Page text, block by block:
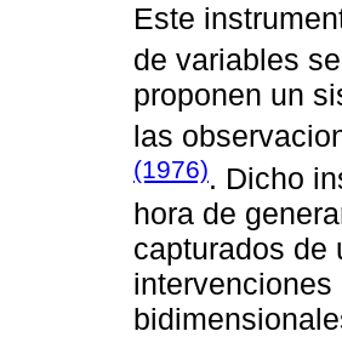
Este
de variables
proponen un
las
(1976). Dicho
hora de
capturados de